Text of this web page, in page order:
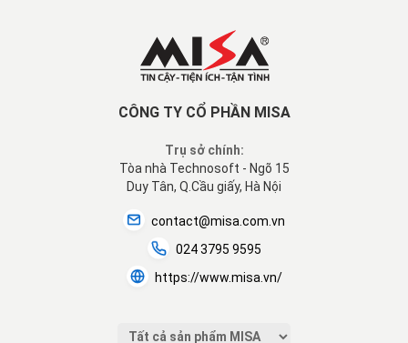
CÔNG TY CỔ PHẦN MISA
Trụ sở chính:
Tòa nhà Technosoft - Ngõ 15
Duy Tân, Q.Cầu giấy, Hà Nội
contact@misa.com.vn
024 3795 9595
https://www.misa.vn/